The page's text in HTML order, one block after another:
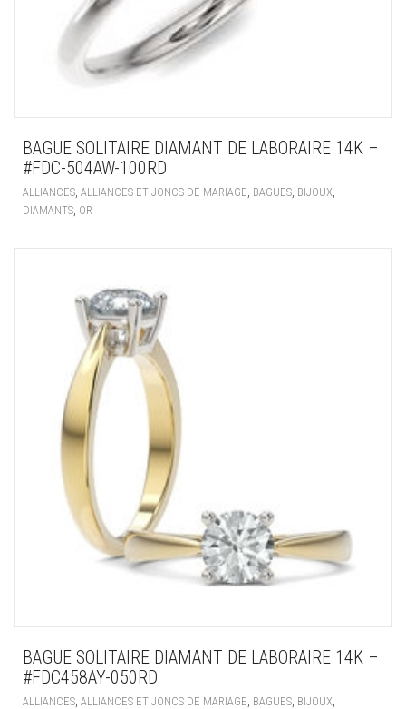
BAGUE SOLITAIRE DIAMANT DE LABORAIRE 14K –
#FDC-504AW-100RD
ALLIANCES ALLIANCES ET JONCS DE MARIAGE BAGUES BIJOUX
DIAMANTS OR
BAGUE SOLITAIRE DIAMANT DE LABORAIRE 14K –
#FDC458AY-050RD
ALLIANCES ALLIANCES ET JONCS DE MARIAGE BAGUES BIJOUX